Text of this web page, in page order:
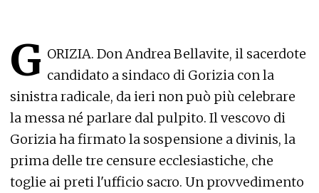
G ORIZIA. Don Andrea Bellavite, il sacerdote
candidato a sindaco di Gorizia con la
sinistra radicale, da ieri non può più celebrare
la messa né parlare dal pulpito. Il vescovo di
Gorizia ha firmato la sospensione a divinis, la
prima delle tre censure ecclesiastiche, che
toglie ai preti l'ufficio sacro. Un provvedimento